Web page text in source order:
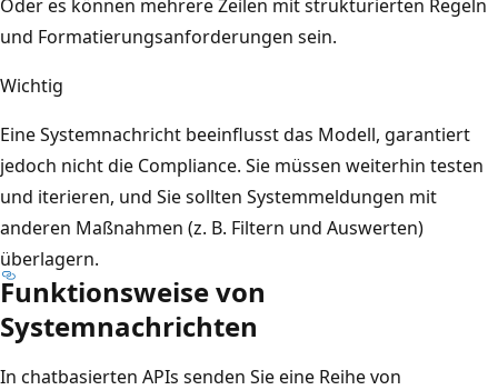
Oder es können mehrere Zeilen mit strukturierten Regeln
und Formatierungsanforderungen sein.
Wichtig
Eine Systemnachricht beeinflusst das Modell, garantiert
jedoch nicht die Compliance. Sie müssen weiterhin testen
und iterieren, und Sie sollten Systemmeldungen mit
anderen Maßnahmen (z. B. Filtern und Auswerten)
überlagern.
Funktionsweise von
Systemnachrichten
In chatbasierten APIs senden Sie eine Reihe von